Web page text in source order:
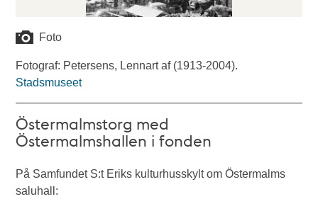
Foto
Fotograf: Petersens, Lennart af (1913-2004).
Stadsmuseet
Östermalmstorg med
Östermalmshallen i fonden
På Samfundet S:t Eriks kulturhusskylt om Östermalms
saluhall: